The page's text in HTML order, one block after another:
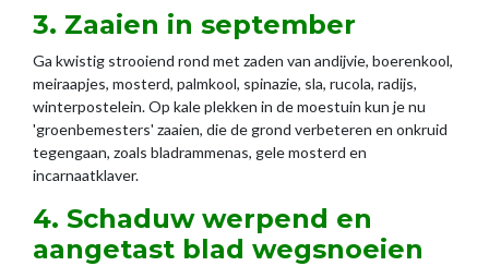
3. Zaaien in september
Ga kwistig strooiend rond met zaden van andijvie, boerenkool,
meiraapjes, mosterd, palmkool, spinazie, sla, rucola, radijs,
winterpostelein. Op kale plekken in de moestuin kun je nu
'groenbemesters' zaaien, die de grond verbeteren en onkruid
tegengaan, zoals bladrammenas, gele mosterd en
incarnaatklaver.
4. Schaduw werpend en
aangetast blad wegsnoeien